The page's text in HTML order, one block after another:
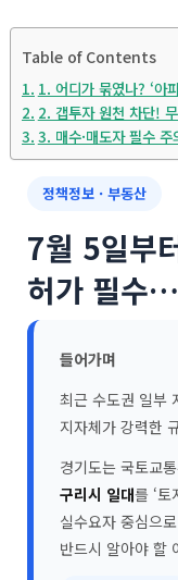
Table of Contents
1. 어디가 묶였나? ‘아
2. 갭투자 원천 차단!
3. 매수·매도자 필수
정책정보 · 부동산
7월 5일부
허가 필수
들어가며
최근 수도권 일부
지자체가 강력한
경기도는 국토교
구리시 일대를 ‘
실수요자 중심으
반드시 알아야 할